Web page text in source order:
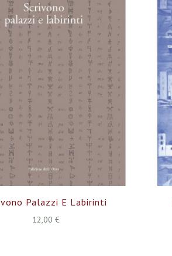
Palazzi E Labirinti
12,00 €